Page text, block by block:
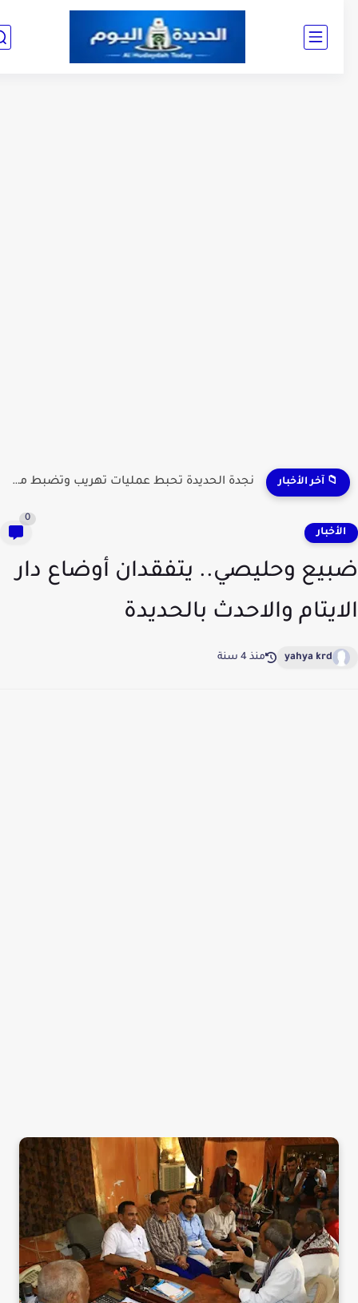
📁 آخر الأخبار نجدة الحديدة تحبط عمليات تهريب وتضبط مطلوبين وشحنات مواد...
وحليصي.. يتفقدان أوضاع دار
والاحدث بالحديدة
yahya krd منذ 4 سنة